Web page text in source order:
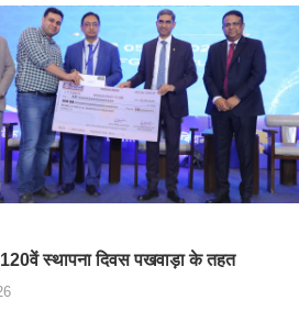
स्थापना दिवस पखवाड़ा के तहत